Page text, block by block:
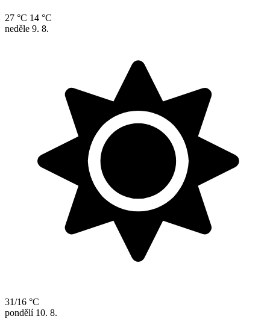
27 °C 14 °C
neděle 9. 8.
31/16 °C
pondělí 10. 8.